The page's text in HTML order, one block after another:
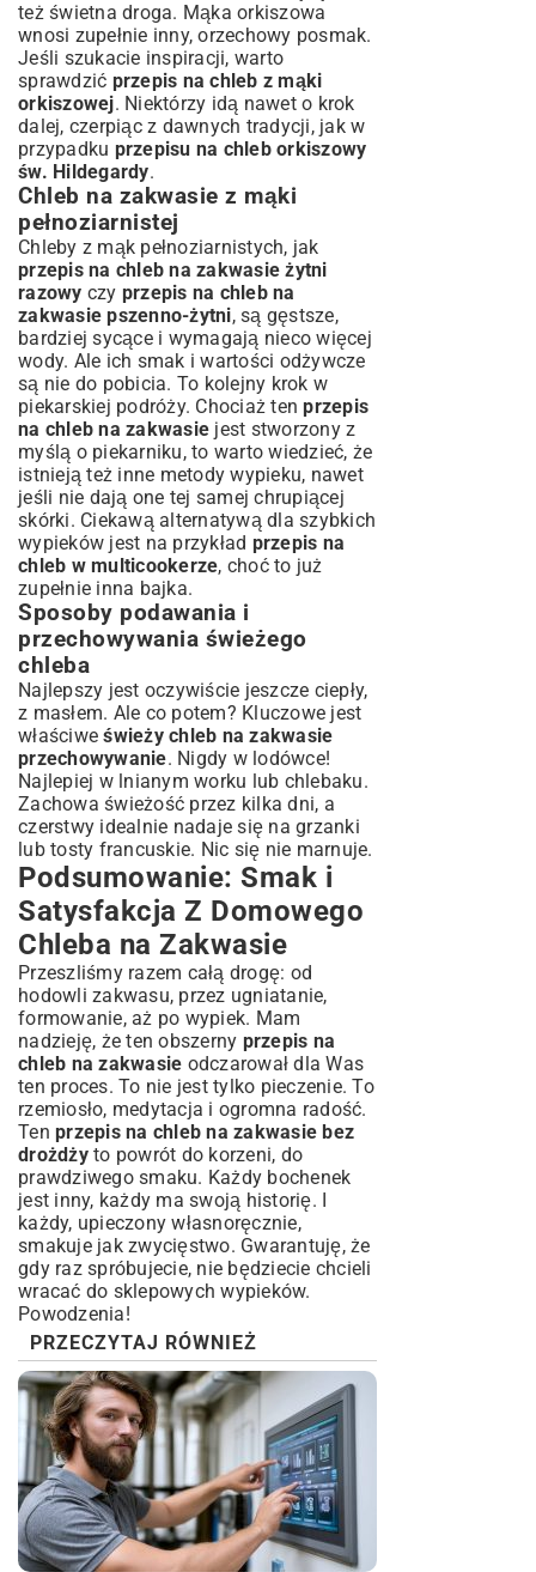
też świetna droga. Mąka orkiszowa
wnosi zupełnie inny, orzechowy posmak.
Jeśli szukacie inspiracji, warto
sprawdzić przepis na chleb z mąki
orkiszowej. Niektórzy idą nawet o krok
dalej, czerpiąc z dawnych tradycji, jak w
przypadku przepisu na chleb orkiszowy
św. Hildegardy.
Chleb na zakwasie z mąki
pełnoziarnistej
Chleby z mąk pełnoziarnistych, jak
przepis na chleb na zakwasie żytni
razowy czy przepis na chleb na
zakwasie pszenno-żytni, są gęstsze,
bardziej sycące i wymagają nieco więcej
wody. Ale ich smak i wartości odżywcze
są nie do pobicia. To kolejny krok w
piekarskiej podróży. Chociaż tenprzepis
na chleb na zakwasie jest stworzony z
myślą o piekarniku, to warto wiedzieć, że
istnieją też inne metody wypieku, nawet
jeśli nie dają one tej samej chrupiącej
skórki. Ciekawą alternatywą dla szybkich
wypieków jest na przykład przepis na
chleb w multicookerze, choć to już
zupełnie inna bajka.
Sposoby podawania i
przechowywania świeżego
chleba
Najlepszy jest oczywiście jeszcze ciepły,
z masłem. Ale co potem? Kluczowe jest
właściweświeży chleb na zakwasie
przechowywanie. Nigdy w lodówce!
Najlepiej w lnianym worku lub chlebaku.
Zachowa świeżość przez kilka dni, a
czerstwy idealnie nadaje się na grzanki
lub tosty francuskie. Nic się nie marnuje.
Podsumowanie: Smak i
Satysfakcja Z Domowego
Chleba na Zakwasie
Przeszliśmy razem całą drogę: od
hodowli zakwasu, przez ugniatanie,
formowanie, aż po wypiek. Mam
nadzieję, że ten obszerny przepis na
chleb na zakwasie odczarował dla Was
ten proces. To nie jest tylko pieczenie. To
rzemiosło, medytacja i ogromna radość.
Ten przepis na chleb na zakwasie bez
drożdżyto powrót do korzeni, do
prawdziwego smaku. Każdy bochenek
jest inny, każdy ma swoją historię. I
każdy, upieczony własnoręcznie,
smakuje jak zwycięstwo. Gwarantuję, że
gdy raz spróbujecie, nie będziecie chcieli
wracać do sklepowych wypieków.
Powodzenia!
PRZECZYTAJ RÓWNIEŻ